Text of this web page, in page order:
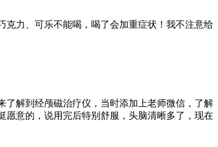
克力、可乐不能喝，喝了会加重症状！我不注意给
解到经颅磁治疗仪，当时添加上老师微信，了解
意的，说用完后特别舒服，头脑清晰多了，现在